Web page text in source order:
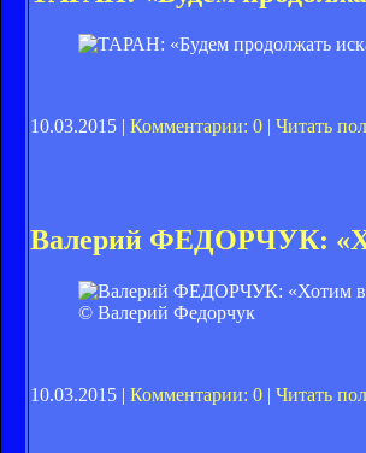
10.03.2015 | Комментарии: 0 | Читать
Валерий ФЕДОРЧУК:
© Валерий Федорчук
10.03.2015 | Комментарии: 0 | Читать